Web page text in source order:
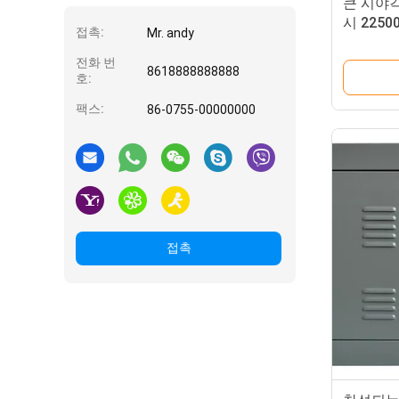
접촉: Mr. andy
전화 번
호:
8618888888888
팩스: 86-0755-00000000
접촉
시